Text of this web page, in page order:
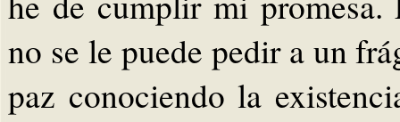
no se le puede pedir a un
paz conociendo la